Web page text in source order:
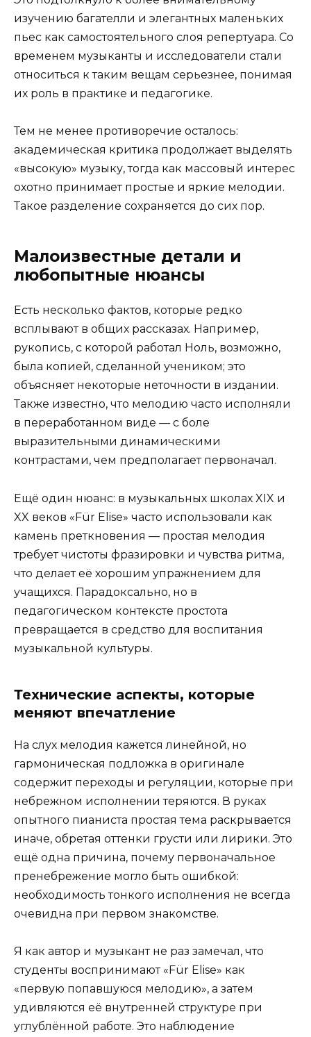
изучению бага­телли и элегантных маленьких
пьес как самостоятельного слоя репертуара. Со
временем музыканты и исследователи стали
относиться к таким вещам серьезнее, понимая
их роль в практике и педагогике.
Тем не менее противоречие осталось:
академическая критика продолжает выделять
«высокую» музыку, тогда как массовый интерес
охотно принимает простые и яркие мелодии.
Такое разделение сохраняется до сих пор.
Малоизвестные детали и
любопытные нюансы
Есть несколько фактов, которые редко
всплывают в общих рассказах. Например,
рукопись, с которой работал Ноль, возможно,
была копией, сделанной учеником; это
объясняет некоторые неточности в издании.
Также известно, что мелодию часто исполняли
в переработанном виде — с боле
выразительными динамическими
контрастами, чем предполагает первоначал.
Ещё один нюанс: в музыкальных школах XIX и
XX веков «Für Elise» часто использовали как
камень преткновения — простая мелодия
требует чистоты фразировки и чувства ритма,
что делает её хорошим упражнением для
учащихся. Парадоксально, но в
педагогическом контексте простота
превращается в средство для воспитания
музыкальной культуры.
Технические аспекты, которые
меняют впечатление
На слух мелодия кажется линейной, но
гармоническая подложка в оригинале
содержит переходы и регуляции, которые при
небрежном исполнении теряются. В руках
опытного пианиста простая тема раскрывается
иначе, обретая оттенки грусти или лирики. Это
ещё одна причина, почему первоначальное
пренебрежение могло быть ошибкой:
необходимость тонкого исполнения не всегда
очевидна при первом знакомстве.
Я как автор и музыкант не раз замечал, что
студенты воспринимают «Für Elise» как
«первую попавшуюся мелодию», а затем
удивляются её внутренней структуре при
углублённой работе. Это наблюдение